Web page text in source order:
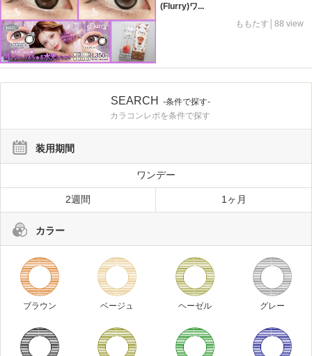
(Flurry)ワ...
ももたす│88 view
SEARCH
-条件で探す-
カラコンレポを条件で探す
装用期間
ワンデー
2週間 1ヶ月
カラー
ブラウン ベージュ ヘーゼル グレー